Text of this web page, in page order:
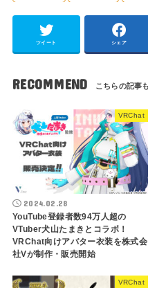
ツイート シェア
RECOMMEND
VRChat
2024.02.28
YouTube登録者数94万人超の
VTuber犬山たまきとコラボ！
VRChat向けアバター衣装を株式会
社Vが制作・販売開始
VRChat